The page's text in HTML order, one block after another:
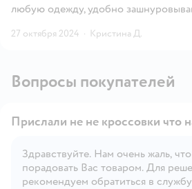
любую одежду, удобно
27 октября 2024 · Кристина Д.
Вопросы покупателей
Прислали не не кроссовки что
Здравствуйте. Нам очень жаль,
порадовать Вас товаром. Для
рекомендуем обратиться в